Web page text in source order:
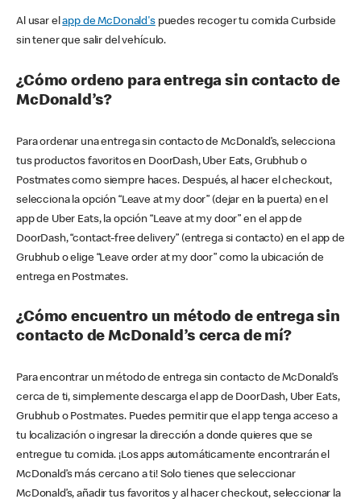
Al usar elapp de McDonald'spuedes recoger tu comida Curbside
sin tener que salir del vehículo.
¿Cómo ordeno para entrega sin contacto de
McDonald’s?
Para ordenar una entrega sin contacto de McDonald’s, selecciona
tus productos favoritos en DoorDash, Uber Eats, Grubhub o
Postmates como siempre haces. Después, al hacer el checkout,
selecciona la opción “Leave at my door” (dejar en la puerta) en el
app de Uber Eats, la opción “Leave at my door” en el app de
DoorDash, “contact-free delivery” (entrega si contacto) en el app de
Grubhub o elige “Leave order at my door” como la ubicación de
entrega en Postmates.
¿Cómo encuentro un método de entrega sin
contacto de McDonald’s cerca de mí?
Para encontrar un método de entrega sin contacto de McDonald’s
cerca de ti, simplemente descarga el app de DoorDash, Uber Eats,
Grubhub o Postmates. Puedes permitir que el app tenga acceso a
tu localización o ingresar la dirección a donde quieres que se
entregue tu comida. ¡Los apps automáticamente encontrarán el
McDonald’s más cercano a ti! Solo tienes que seleccionar
McDonald’s, añadir tus favoritos y al hacer checkout, seleccionar la